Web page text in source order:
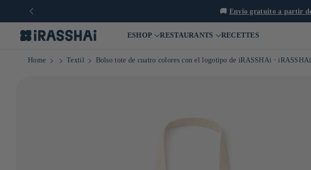
en Francia y a partir de 90 € en Europa
ESHOP RESTAURANTS RECETTES
Home Textil Bolso tote de cuatro colores con el logotipo de iRASSHAi ⋅ iRASSHAi